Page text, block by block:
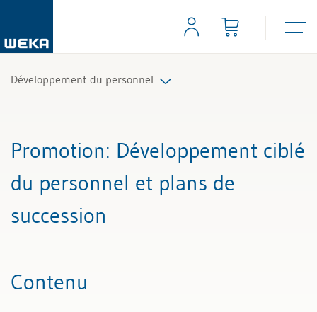
Développement du personnel
Tous les experts
Promotion: Développement ciblé
du personnel et plans de
succession
Contenu